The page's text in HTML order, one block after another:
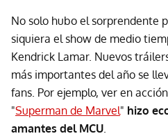
No solo hubo el sorprendente
siquiera el show de medio
Kendrick Lamar. Nuevos
más importantes del año se
fans. Por ejemplo, ver en
"Superman de Marvel" hizo
amantes del MCU